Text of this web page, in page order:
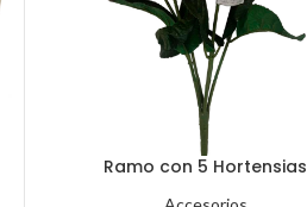
Ramo con 5 Hortensias